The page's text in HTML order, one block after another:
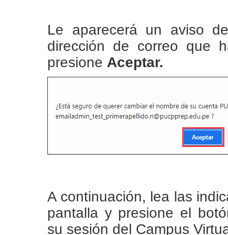
Le aparecerá un aviso
dirección de correo que
presione Aceptar.
A continuación, lea las
pantalla y presione el
su sesión del Campus